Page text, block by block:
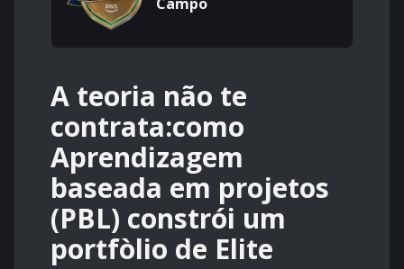
A teoria não te
contrata:como
Aprendizagem
baseada em projetos
(PBL) constrói um
portfòlio de Elite